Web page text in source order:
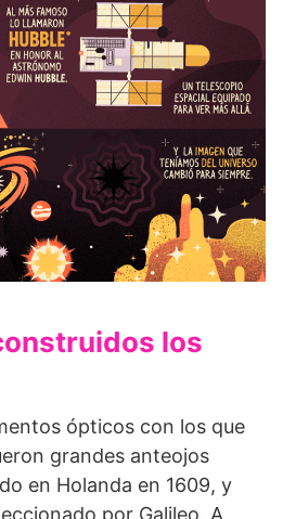
los
ópticos con los que
grandes anteojos
en Holanda en 1609, y
por Galileo. A